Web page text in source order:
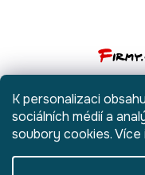
K personalizaci
sociálních médií a
soubory cookies.